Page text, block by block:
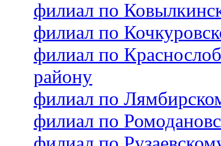
филиал по
филиал по
филиал по
району
филиал по
филиал по